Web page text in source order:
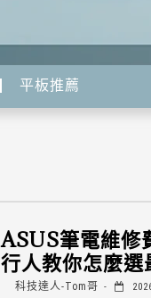
平板推薦
ASUS筆電維修
行人教你怎麼選
科技達人-Tom哥